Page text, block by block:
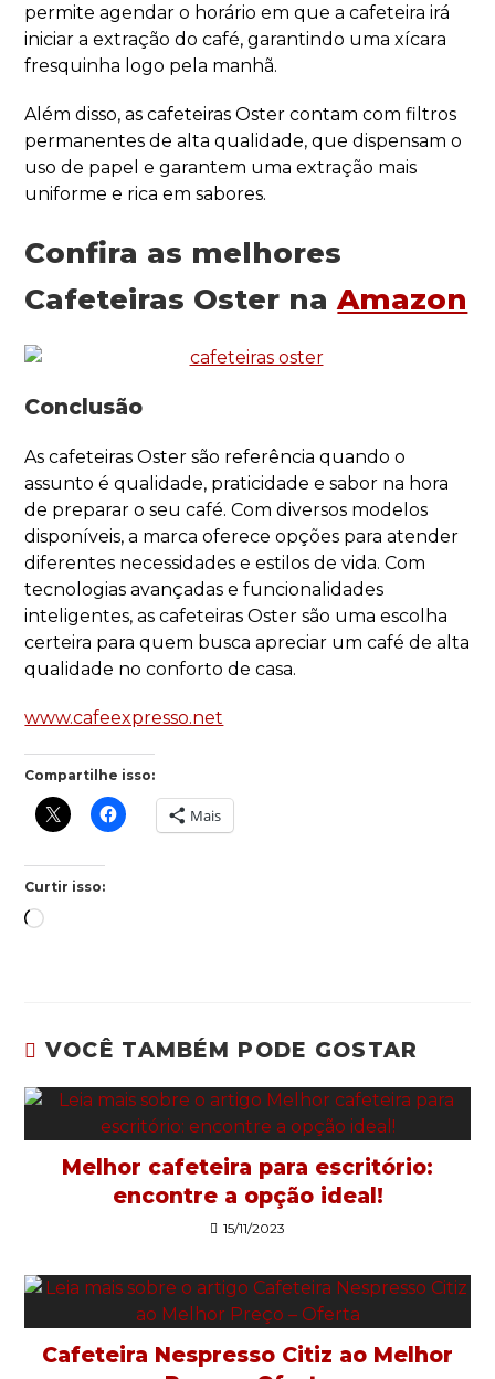
permite agendar o horário em que a cafeteira irá
iniciar a extração do café, garantindo uma xícara
fresquinha logo pela manhã.
Além disso, as cafeteiras Oster contam com filtros
permanentes de alta qualidade, que dispensam o
uso de papel e garantem uma extração mais
uniforme e rica em sabores.
Confira as melhores
Cafeteiras Oster naAmazon
Conclusão
As cafeteiras Oster são referência quando o
assunto é qualidade, praticidade e sabor na hora
de preparar o seu café. Com diversos modelos
disponíveis, a marca oferece opções para atender
diferentes necessidades e estilos de vida. Com
tecnologias avançadas e funcionalidades
inteligentes, as cafeteiras Oster são uma escolha
certeira para quem busca apreciar um café de alta
qualidade no conforto de casa.
www.cafeexpresso.net
Compartilhe isso:
Mais
Curtir isso:
VOCÊ TAMBÉM PODE GOSTAR
Melhor cafeteira para escritório:
encontre a opção ideal!
15/11/2023
Cafeteira Nespresso Citiz ao Melhor